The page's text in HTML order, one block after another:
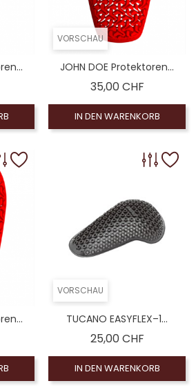
VORSCHAU
JOHN DOE Protektoren...
35,00 CHFPreis
IN DEN WARENKORB
VORSCHAU
TUCANO EASYFLEX–1...
25,00 CHFPreis
IN DEN WARENKORB